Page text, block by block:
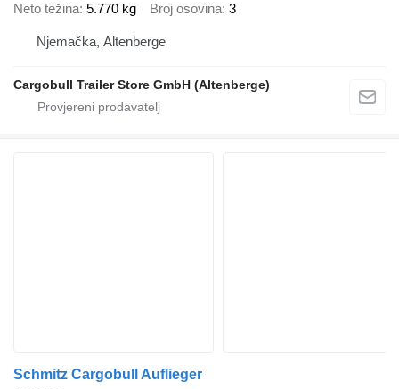
Neto težina 5.770 kg Broj osovina 3
Njemačka, Altenberge
Cargobull Trailer Store GmbH (Altenberge)
Schmitz Cargobull Auflieger